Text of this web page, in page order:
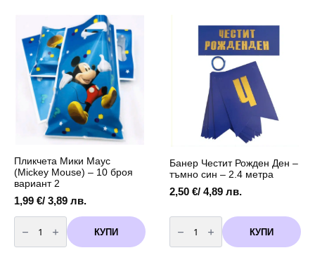
Пликчета Мики Маус
(Мickey Mouse) – 10 броя
вариант 2
1,99 €/ 3,89 лв.
количество
за
Пликчета
Мики
КУПИ
Банер Честит Рожден Ден –
тъмно син – 2.4 метра
2,50 €/ 4,89 лв.
количество
за
Банер
Честит
КУПИ